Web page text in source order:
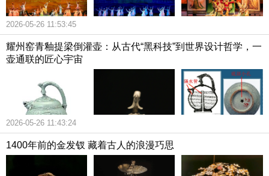
2026-05-26 11:53:45
耀州窑青釉提梁倒灌壶：从古代“黑科技”到世界设计哲学，一
壶通联的匠心宇宙
2026-05-26 11:43:24
1400年前的金发钗 藏着古人的浪漫巧思